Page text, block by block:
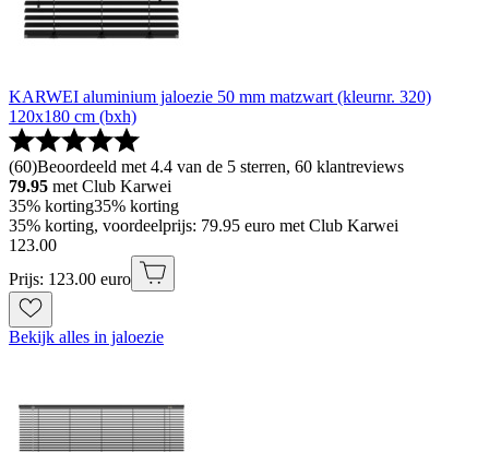
KARWEI aluminium jaloezie 50 mm matzwart (kleurnr. 320)
120x180 cm (bxh)
(60)Beoordeeld met 4.4 van de 5 sterren, 60 klantreviews
79.95 met Club Karwei
35% korting35% korting
35% korting, voordeelprijs: 79.95 euro met Club Karwei
123.00
Prijs: 123.00 euro
Bekijk alles in jaloezie